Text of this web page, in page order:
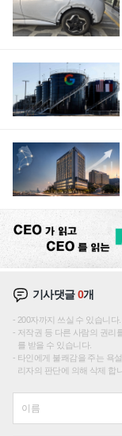
기사댓글0개
200자까지 쓰실 수 있습니다
저작권 등 다른 사람의 권리
를 받을 수 있습니다.
타인에게 불쾌감을 주는 욕
리자의 판단에 의해 삭제 합